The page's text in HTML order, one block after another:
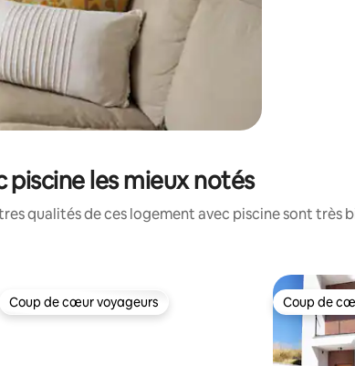
piscine les mieux notés
qualités de ces logement avec piscine sont très
Coup de cœur voyageurs
Coup de cœur voyageurs Coup de
Coup de